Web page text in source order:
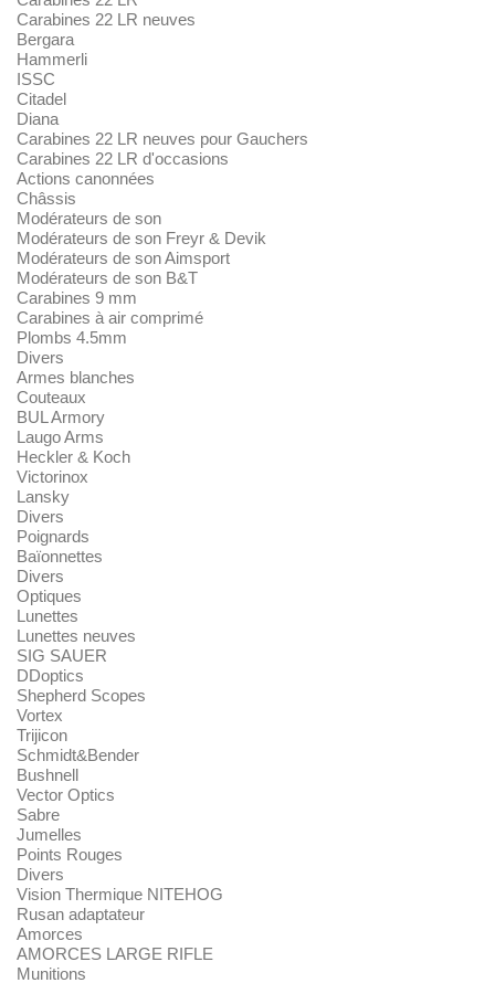
Carabines 22 LR neuves
Bergara
Hammerli
ISSC
Citadel
Diana
Carabines 22 LR neuves pour Gauchers
Carabines 22 LR d'occasions
Actions canonnées
Châssis
Modérateurs de son
Modérateurs de son Freyr & Devik
Modérateurs de son Aimsport
Modérateurs de son B&T
Carabines 9 mm
Carabines à air comprimé
Plombs 4.5mm
Divers
Armes blanches
Couteaux
BUL Armory
Laugo Arms
Heckler & Koch
Victorinox
Lansky
Divers
Poignards
Baïonnettes
Divers
Optiques
Lunettes
Lunettes neuves
SIG SAUER
DDoptics
Shepherd Scopes
Vortex
Trijicon
Schmidt&Bender
Bushnell
Vector Optics
Sabre
Jumelles
Points Rouges
Divers
Vision Thermique NITEHOG
Rusan adaptateur
Amorces
AMORCES LARGE RIFLE
Munitions